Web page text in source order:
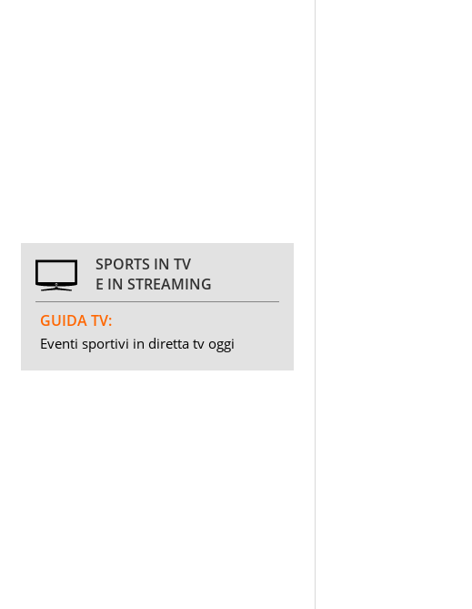
SPORTS IN TV
E IN STREAMING
GUIDA TV:
Eventi sportivi in diretta tv oggi